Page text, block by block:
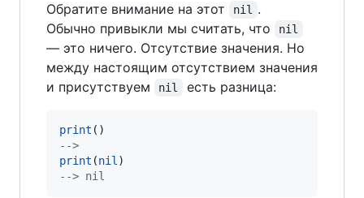
Обратите внимание на этот nil
.
Обычно привыкли мы считать, что
nil
— это ничего. Отсутствие значения. Но
между настоящим отсутствием значения
и присутствуем
nil есть разница:
print
-->
print (nil
--> nil